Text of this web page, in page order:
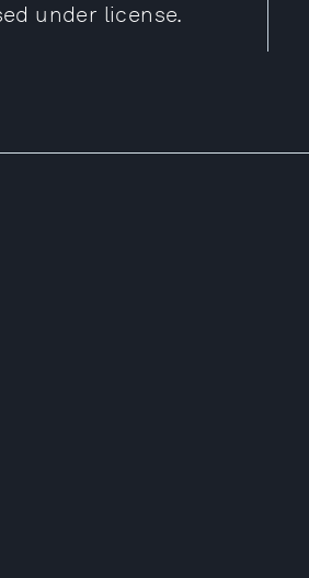
under license.